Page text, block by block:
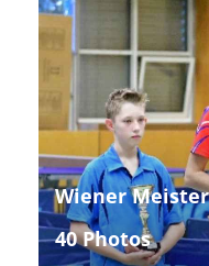
Wiener
40 Photos